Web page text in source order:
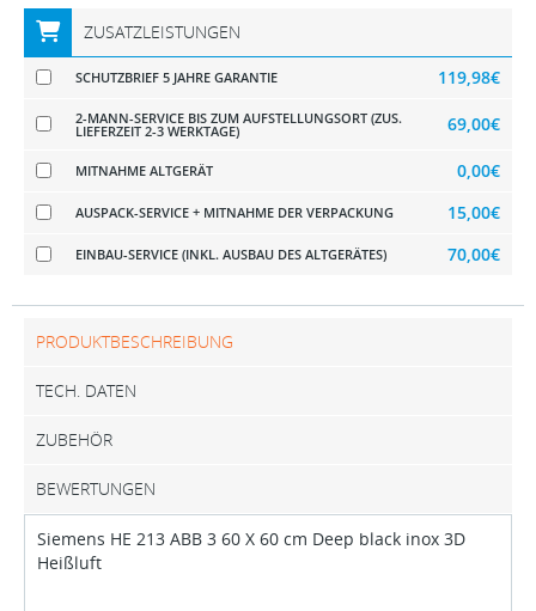
ZUSATZLEISTUNGEN
SCHUTZBRIEF 5 JAHRE GARANTIE 119,98€
2-MANN-SERVICE BIS ZUM AUFSTELLUNGSORT (ZUS.
LIEFERZEIT 2-3 WERKTAGE) 69,00€
MITNAHME ALTGERÄT 0,00€
AUSPACK-SERVICE + MITNAHME DER VERPACKUNG 15,00€
EINBAU-SERVICE (INKL. AUSBAU DES ALTGERÄTES) 70,00€
PRODUKTBESCHREIBUNG
TECH. DATEN
ZUBEHÖR
BEWERTUNGEN
Siemens HE 213 ABB 3 60 X 60 cm Deep black inox 3D
Heißluft